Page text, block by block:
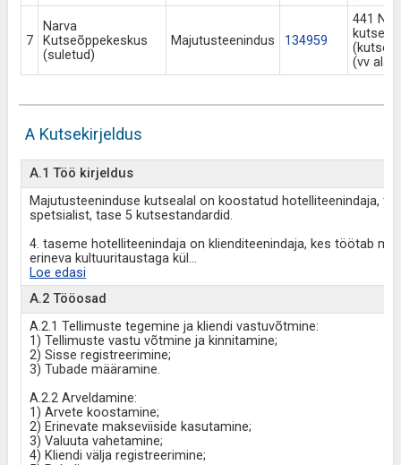
7
Narva
Kutseõppekeskus
(suletud)
Majutusteenindus 134959
441
(vv
A Kutsekirjeldus
A.1 Töö kirjeldus
Majutusteeninduse kutsealal on koostatud hotelliteenindaja,
spetsialist, tase 5 kutsestandardid.
4. taseme hotelliteenindaja on klienditeenindaja, kes töötab
erineva kultuuritaustaga kül ...
Loe edasi
A.2 Tööosad
A.2.1 Tellimuste tegemine ja kliendi vastuvõtmine:
1) Tellimuste vastu võtmine ja kinnitamine;
2) Sisse registreerimine;
3) Tubade määramine.
A.2.2 Arveldamine:
1) Arvete koostamine;
2) Erinevate makseviiside kasutamine;
3) Valuuta vahetamine;
4) Kliendi välja registreerimine;